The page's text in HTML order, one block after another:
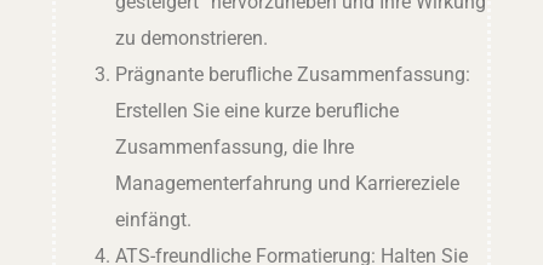
zu demonstrieren.
Prägnante berufliche Zusammenfassung:
Erstellen Sie eine kurze berufliche
Zusammenfassung, die Ihre
Managementerfahrung und Karriereziele
einfängt.
ATS-freundliche Formatierung: Halten Sie